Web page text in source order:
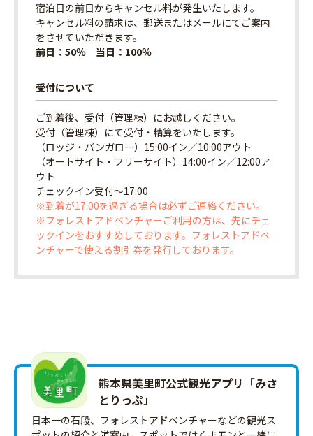
宿泊日の前日からキャンセル料が発生いたします。
キャンセル料の請求は、郵送またはメールにてご案内
をさせていただきます。
前日：50％ 当日：100％
受付について
ご到着後、受付（管理棟）にお越しください。
受付（管理棟）にて受付・精算をいたします。
（ロッジ・バンガロー）15:00イン／10:00アウト
（オートサイト・フリーサイト）14:00イン／12:00ア
ウト
チェックイン受付〜17:00
※到着が17:00を過ぎる場合は必ずご連絡ください。
※フォレストアドベンチャーご利用の方は、先にチェ
ックインをおすすめしております。フォレストアドベ
ンチャーで使える割引券を発行しております。
熊本県美里町公式観光アプリ「みさ
とりっ‪ぷ‬」
日本一の石段、フォレストアドベンチャーなどの観光ス